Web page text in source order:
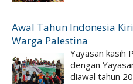
Awal Tahun Indonesia
Warga Palestina
Yayasan kasih
dengan
diawal tahun